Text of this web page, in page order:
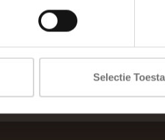
Selectie
SCHRIJF JE IN VOOR
And stay up to date with